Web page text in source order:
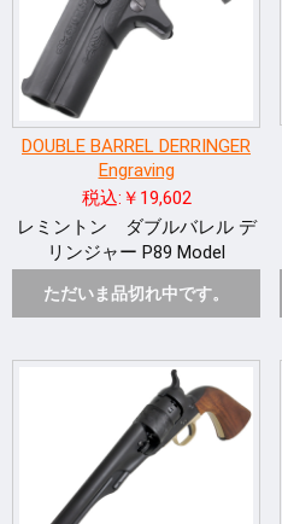
DOUBLE BARREL DERRINGER
Engraving
税込:￥19,602
レミントン ダブルバレル デ
リンジャー P89 Model
ただいま品切れ中です。